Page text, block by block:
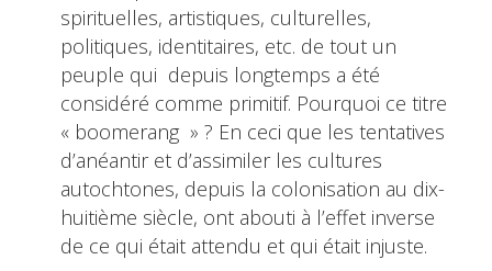
spirituelles, artistiques, culturelles,
politiques, identitaires, etc. de tout un
peuple qui depuis longtemps a été
considéré comme primitif. Pourquoi ce titre
« boomerang » ? En ceci que les tentatives
d’anéantir et d’assimiler les cultures
autochtones, depuis la colonisation au dix-
huitième siècle, ont abouti à l’effet inverse
de ce qui était attendu et qui était injuste.